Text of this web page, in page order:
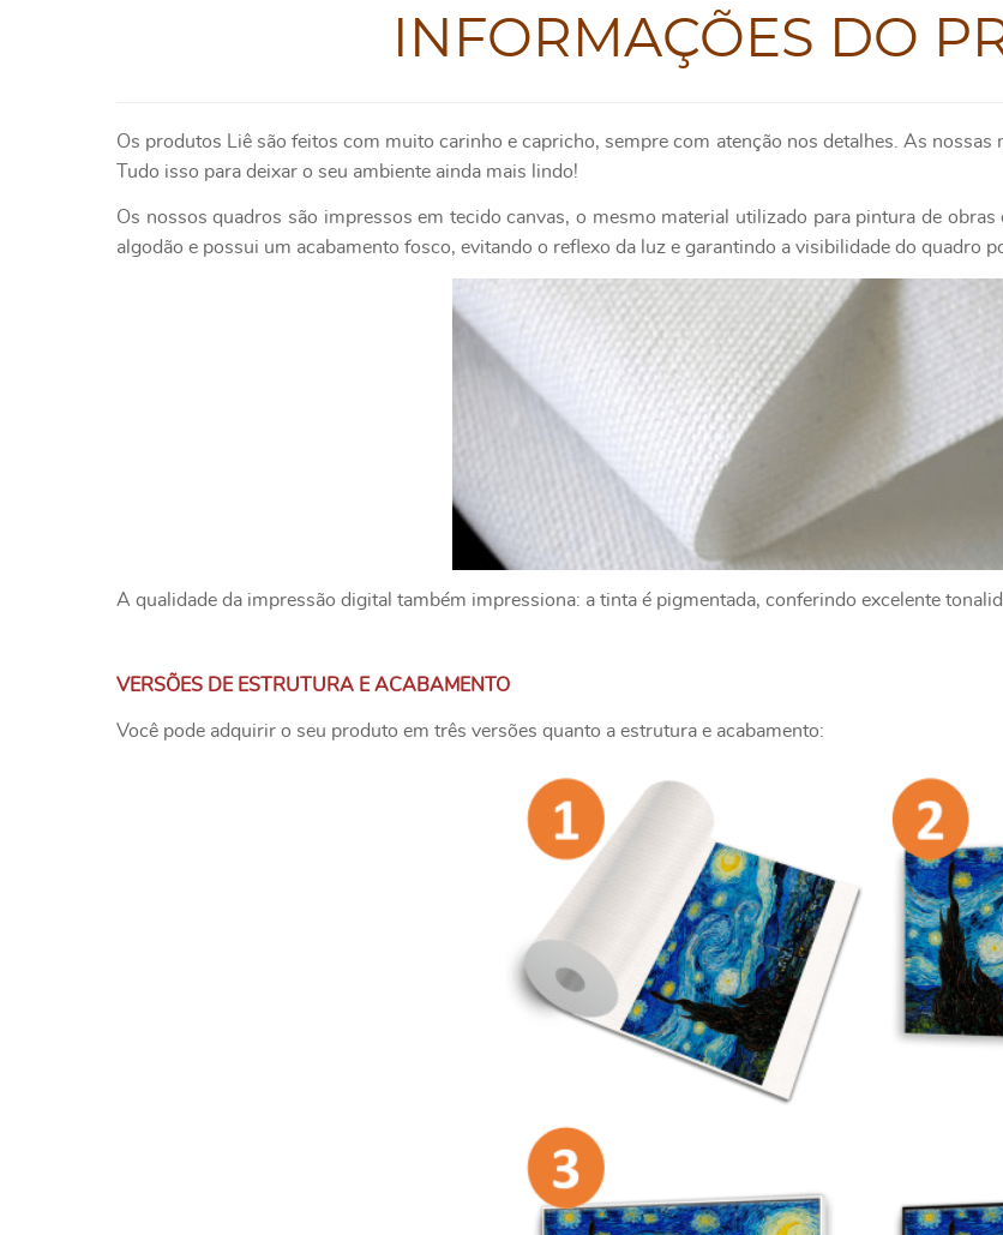
INFORMAÇÕES DO
Os produtos Liê são feitos com muito carinho e capricho, sempre com atenção nos detalhes. As nossas
Tudo isso para deixar o seu ambiente ainda mais lindo!
Os nossos quadros são impressos em tecido canvas, o mesmo material utilizado para pintura de
algodão e possui um acabamento fosco, evitando o reflexo da luz e garantindo a visibilidade do quadro
A qualidade da impressão digital também impressiona: a tinta é pigmentada, conferindo excelente
VERSÕES DE ESTRUTURA E ACABAMENTO
Você pode adquirir o seu produto em três versões quanto a estrutura e acabamento: